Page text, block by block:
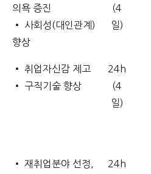
의욕 증진
• 사회성(대인관계)
향상
(4
일)
• 취업자신감 제고
• 구직기술 향상
24h
(4
일)
• 재취업분야 선정, 24h